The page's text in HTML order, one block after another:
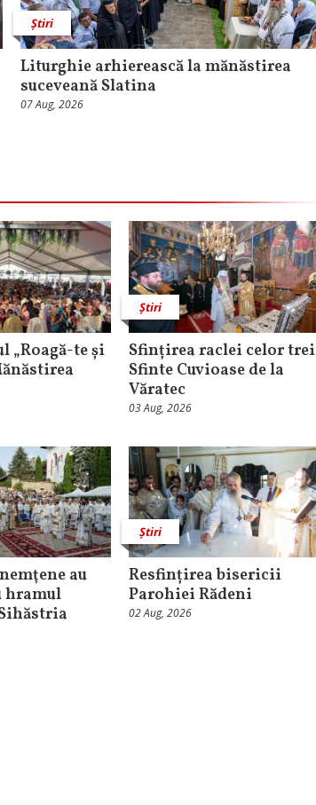
Știri
Liturghie arhierească la mănăstirea
suceveană Slatina
07 Aug, 2026
„Roagă-te și
Știri
Sfințirea raclei celor trei
Sfinte Cuvioase de la
Văratec
03 Aug, 2026
au
hramul
Știri
Resfințirea bisericii
Parohiei Rădeni
02 Aug, 2026